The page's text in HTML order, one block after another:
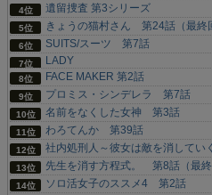
遺留捜査 第3シリーズ
きょうの猫村さん 第24話（最終
SUITS/スーツ 第7話
LADY
FACE MAKER 第2話
プロミス・シンデレラ 第7話
名前をなくした女神 第3話
わろてんか 第39話
社内処刑人～彼女は敵を消してい
先生を消す方程式。 第8話（最終
ソロ活女子のススメ4 第2話